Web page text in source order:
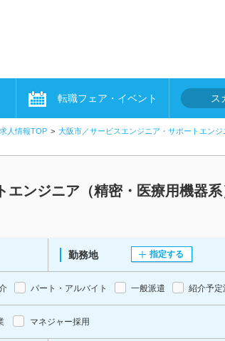
転職フェア・イベント ス
人情報TOP
大阪市／サービスエンジニア・サポートエン
ンジニア（精密・医療用機器
勤務地 指定する
パート・アルバイト 一般派遣 紹介予定
マネジャー採用